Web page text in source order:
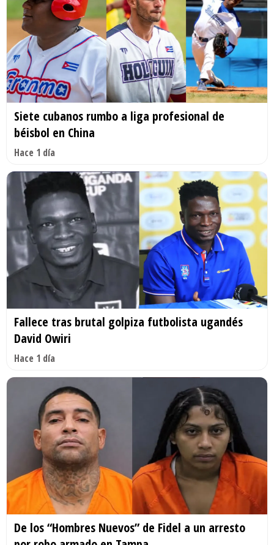
Siete cubanos rumbo a liga profesional de
béisbol en China
Hace 1 día
Fallece tras brutal golpiza futbolista ugandés
David Owiri
Hace 1 día
De los “Hombres Nuevos” de Fidel a un arresto